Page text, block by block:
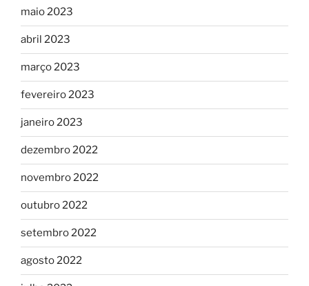
maio 2023
abril 2023
março 2023
fevereiro 2023
janeiro 2023
dezembro 2022
novembro 2022
outubro 2022
setembro 2022
agosto 2022